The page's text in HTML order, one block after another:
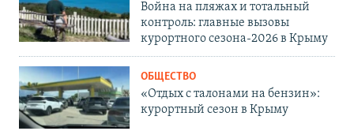
Война на пляжах и тотальный
контроль: главные вызовы
курортного сезона-2026 в Крыму
ОБЩЕСТВО
«Отдых с талонами на бензин»:
курортный сезон в Крыму